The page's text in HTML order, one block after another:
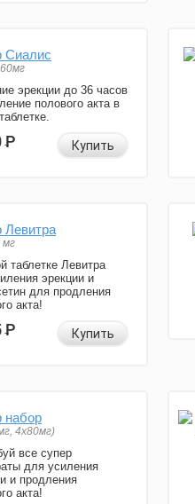
Сиалис
эрекции до 36 часов
полового акта в
Р Купить
Левитра
мг
таблетке Левитра
эрекции и
для продления
акта!
Р Купить
набор
4х80мг)
все супер
для усиления
и продления
акта!